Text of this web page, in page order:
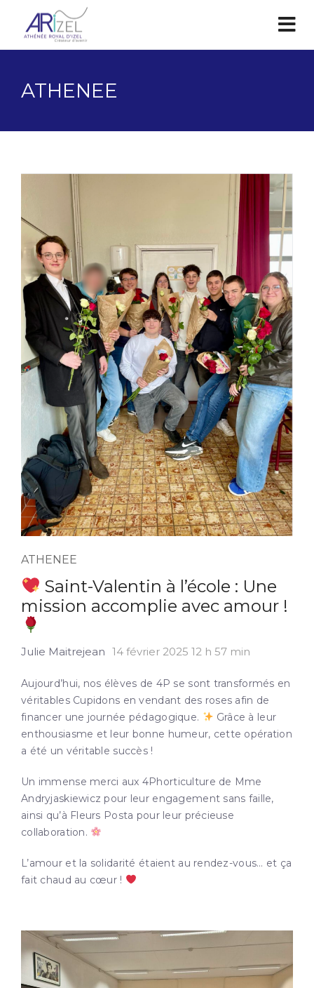
ATHENEE
ATHENEE
Saint-Valentin à l’école : Une
mission accomplie avec amour !
Julie Maitrejean 14 février 2025 12 h 57 min
Aujourd’hui, nos élèves de 4P se sont transformés en
véritables Cupidons en vendant des roses afin de
financer une journée pédagogique.
Grâce à leur
enthousiasme et leur bonne humeur, cette opération
a été un véritable succès !
Un immense merci aux 4Phorticulture de Mme
Andryjaskiewicz pour leur engagement sans faille,
ainsi qu’à Fleurs Posta pour leur précieuse
collaboration.
L’amour et la solidarité étaient au rendez-vous… et ça
fait chaud au cœur !